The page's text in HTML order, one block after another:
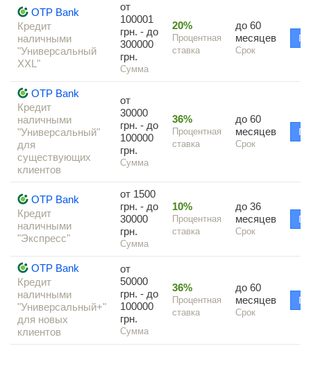
OTP Bank
Кредит
наличными
"Универсальный
XXL"
от
100001
грн. - до
300000
грн.
Сумма
20%
Процентная
ставка
до 60
месяцев
Срок
OTP Bank
Кредит
наличными
"Универсальный"
для
существующих
клиентов
от
30000
грн. - до
100000
грн.
Сумма
36%
Процентная
ставка
до 60
месяцев
Срок
OTP Bank
Кредит
наличными
"Экспресс"
от 1500
грн. - до
30000
грн.
Сумма
10%
Процентная
ставка
до 36
месяцев
Срок
OTP Bank
Кредит
наличными
"Универсальный+"
для новых
клиентов
от
50000
грн. - до
100000
грн.
Сумма
36%
Процентная
ставка
до 60
месяцев
Срок